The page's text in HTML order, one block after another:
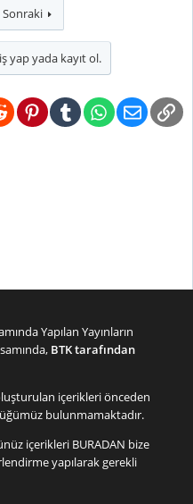
Sonraki
yap yada kayıt ol.
RedditPinterestTumblrWhatsApp
E-posta
Yapılan Yayınların
BTK tarafından
içerikleri önceden
bulunmamaktadır.
içerikleri BURADAN bize
yapılarak gerekli